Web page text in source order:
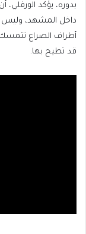
بدوره، يؤكد
داخل المشهد، وليس
أطراف الصراع تتمسك
قد تطيح بها.